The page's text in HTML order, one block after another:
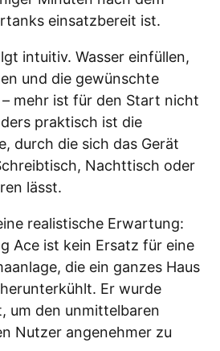
einsatzbereit ist.
intuitiv. Wasser einfüllen,
und die gewünschte
mehr ist für den Start nicht
praktisch ist die
durch die sich das Gerät
Nachttisch oder
lässt.
realistische Erwartung:
Ace ist kein Ersatz für eine
die ein ganzes Haus
Er wurde
um den unmittelbaren
Nutzer angenehmer zu